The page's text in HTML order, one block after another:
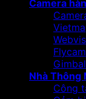
Camera
Flycam
Gimbal
Nhà Thông
Công